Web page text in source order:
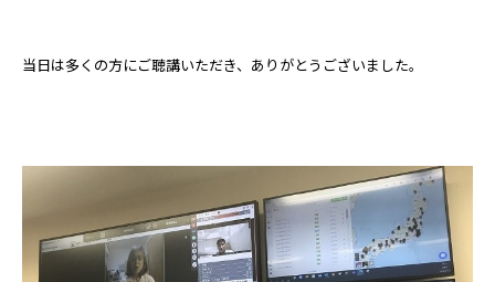
当日は多くの方にご聴講いただき、ありがとうございました。